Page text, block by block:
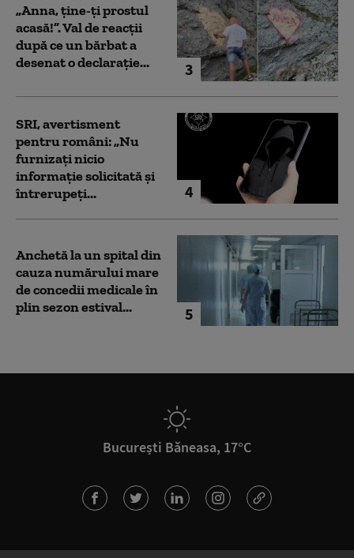
3
„Anna, ţine-ţi prostul
acasă!”. Val de reacții
după ce un bărbat a
desenat o declarație...
4
SRI, avertisment
pentru români: „Nu
furnizați nicio
informație solicitată și
întrerupeți...
5
Anchetă la un spital din
cauza numărului mare
de concedii medicale în
plin sezon estival...
București Băneasa, 17°C